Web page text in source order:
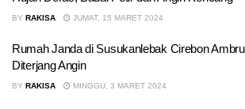
BY RAKISA JUMAT, 15 MARET 2024
Rumah Janda di Susukanlebak Cirebon
Diterjang Angin
BY RAKISA MINGGU, 3 MARET 2024